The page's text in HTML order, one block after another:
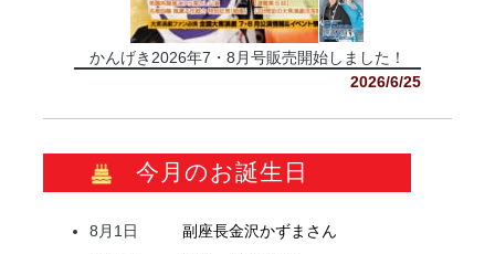
かんげき2026年7・8月号販売開始しました！
2026/6/25
今月のお誕生日
8月1日 副座長金沢かずま さん